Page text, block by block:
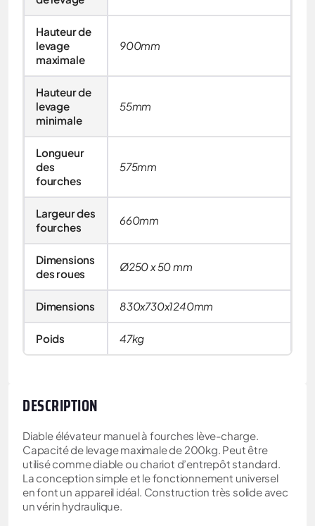
Hauteur de
levage
maximale
900mm
Hauteur de
levage
minimale
55mm
Longueur
des
fourches
575mm
Largeur des
fourches
660mm
Dimensions
des roues
Ø250 x 50 mm
Dimensions 830x730x1240mm
Poids 47kg
DESCRIPTION
Diable élévateur manuel à fourches lève-charge.
Capacité de levage maximale de 200kg. Peut être
utilisé comme diable ou chariot d’entrepôt standard.
La conception simple et le fonctionnement universel
en font un appareil idéal. Construction très solide avec
un vérin hydraulique.